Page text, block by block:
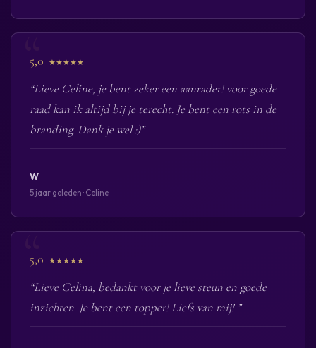
5,0 ★★★★★
“Lieve Celine, je bent zeker een aanrader! voor goede
raad kan ik altijd bij je terecht. Je bent een rots in de
branding. Dank je wel :)”
W
5 jaar geleden · Celine
5,0 ★★★★★
“Lieve Celina, bedankt voor je lieve steun en goede
inzichten. Je bent een topper! Liefs van mij! ”